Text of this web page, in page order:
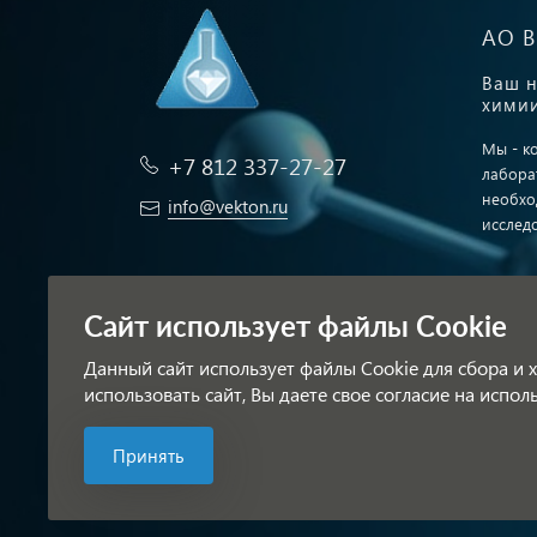
+7 812 337-27-27
info@vekton.ru
АО
Ваш
Мы -
Сайт использует файлы Cookie
Данный сайт использует файлы Cookie для сбора и
использовать сайт, Вы даете свое согласие на
Принять